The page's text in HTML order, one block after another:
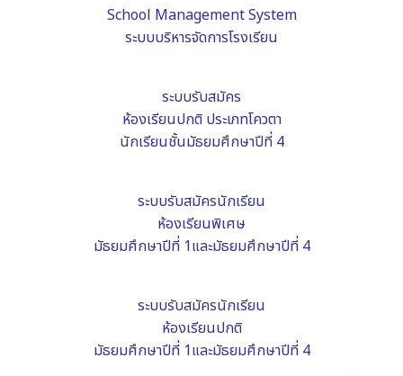
School Management System
ระบบบริหารจัดการโรงเรียน
ระบบรับสมัคร
ห้องเรียนปกติ ประเภทโควตา
นักเรียนชั้นมัธยมศึกษาปีที่ 4
ระบบรับสมัครนักเรียน
ห้องเรียนพิเศษ
มัธยมศึกษาปีที่ 1และมัธยมศึกษาปีที่ 4
ระบบรับสมัครนักเรียน
ห้องเรียนปกติ
มัธยมศึกษาปีที่ 1และมัธยมศึกษาปีที่ 4